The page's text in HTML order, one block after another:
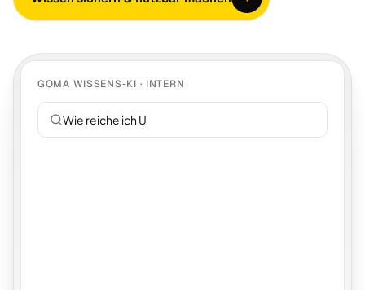
GOMA WISSENS-KI · INTERN
Wie reiche ich Urlaub ei